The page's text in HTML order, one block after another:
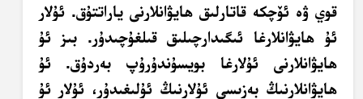
قوي ۋە ئۆچكە قاتارلىق ھايۋانلارنى ياراتتۇق. ئۇلار
ئۇ ھايۋانلارغا ئىگىدارچىلىق قىلغۇچىدۇر. بىز ئۇ
ھايۋانلارنى ئۇلارغا بويسۇندۇرۇپ بەردۇق. ئۇ
ھايۋانلارنىڭ بەزىسى ئۇلارنىڭ ئۇلىغىدۇر، ئۇلار ئۇ